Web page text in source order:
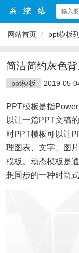
网站首页 / ppt模板
简洁简约灰色
ppt模板 2019-05-
PPT模板是指
以让一篇PPT文稿
时PPT模板可以让
理图表、文字、图
模板。动态模板是
想同步的一种时尚式